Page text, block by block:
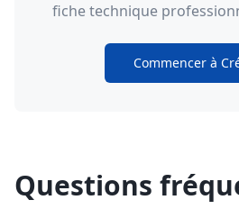
fiche technique
Commencer à
Questions